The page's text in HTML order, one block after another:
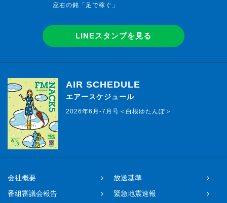
座右の銘「足で稼ぐ」
LINEスタンプを見る
AIR SCHEDULE
エアースケジュール
2026年6月-7月号＜白根ゆたんぽ＞
会社概要
放送基準
番組審議会報告
緊急地震速報